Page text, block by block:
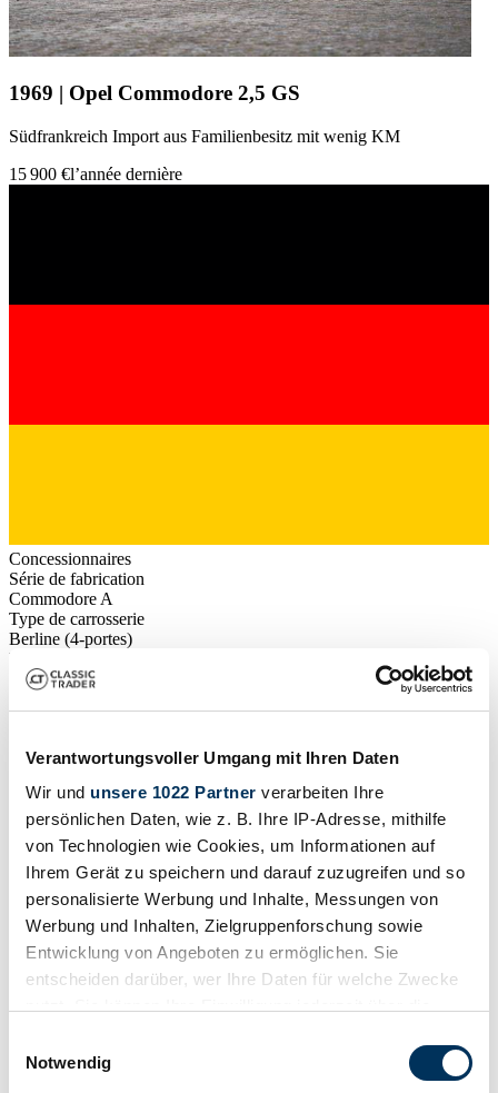
Verantwortungsvoller Umgang mit Ihren Daten
Wir und unsere 1022 Partner verarbeiten Ihre
persönlichen Daten, wie z. B. Ihre IP-Adresse, mithilfe
von Technologien wie Cookies, um Informationen auf
Ihrem Gerät zu speichern und darauf zuzugreifen und so
personalisierte Werbung und Inhalte, Messungen von
Werbung und Inhalten, Zielgruppenforschung sowie
Entwicklung von Angeboten zu ermöglichen. Sie
entscheiden darüber, wer Ihre Daten für welche Zwecke
Trigger Symbol ändern oder widerrufen
Notwendig
1969 | Opel Commodore 2,5 GS
Südfrankreich Import aus Familienbesitz mit wenig KM
15 900 €l’année dernière
Concessionnaires
Série de fabrication
Commodore A
Type de carrosserie
Berline (4-portes)
Kilométrage (lire)
89 000 km